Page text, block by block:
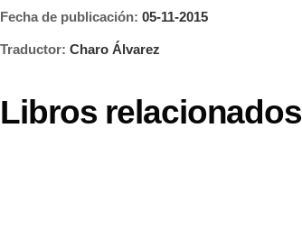
Fecha de publicación: 05-11-2015
Traductor: Charo Álvarez
Libros relacionados